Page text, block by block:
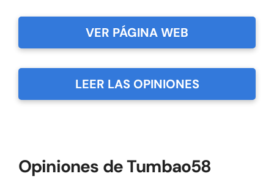
VER PÁGINA WEB
LEER LAS OPINIONES
Opiniones de Tumbao58